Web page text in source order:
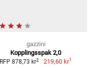
gazzini
Kopplingsspak 2,0
RFP 878,73 kr2 219,60 kr1